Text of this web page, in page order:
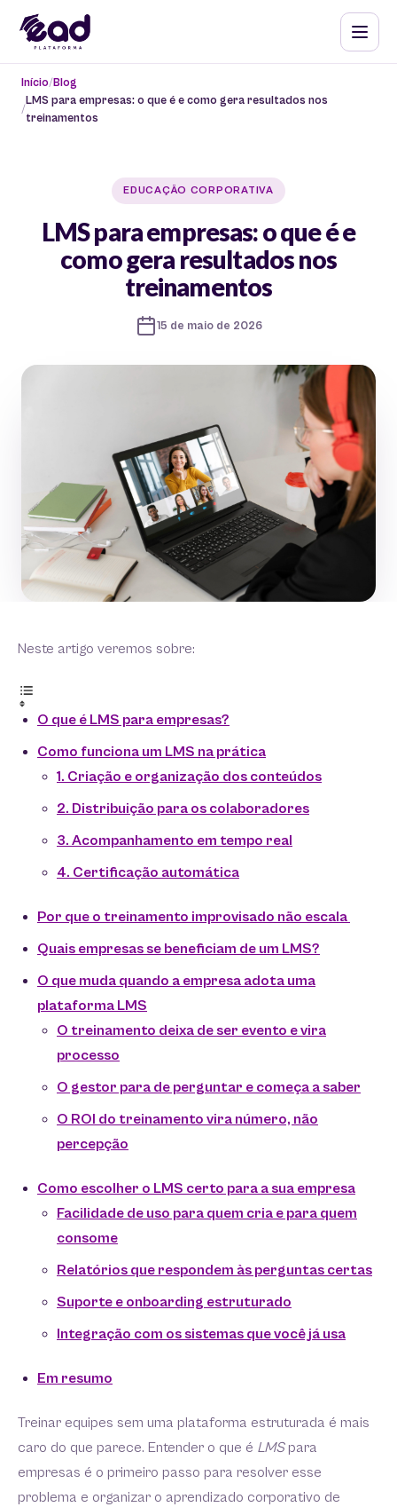
Início Blog
LMS para empresas: o que é e como gera resultados nos
treinamentos
EDUCAÇÃO CORPORATIVA
LMS para empresas: o que é e
como gera resultados nos
treinamentos
15 de maio de 2026
Neste artigo veremos sobre:
O que é LMS para empresas?
Como funciona um LMS na prática
1. Criação e organização dos conteúdos
2. Distribuição para os colaboradores
3. Acompanhamento em tempo real
4. Certificação automática
Por que o treinamento improvisado não escala
Quais empresas se beneficiam de um LMS?
O que muda quando a empresa adota uma
plataforma LMS
O treinamento deixa de ser evento e vira
processo
O gestor para de perguntar e começa a saber
O ROI do treinamento vira número, não
percepção
Como escolher o LMS certo para a sua empresa
Facilidade de uso para quem cria e para quem
consome
Relatórios que respondem às perguntas certas
Suporte e onboarding estruturado
Integração com os sistemas que você já usa
Em resumo
Treinar equipes sem uma plataforma estruturada é mais
caro do que parece. Entender o que é LMSpara
empresas é o primeiro passo para resolver esse
problema e organizar o aprendizado corporativo de